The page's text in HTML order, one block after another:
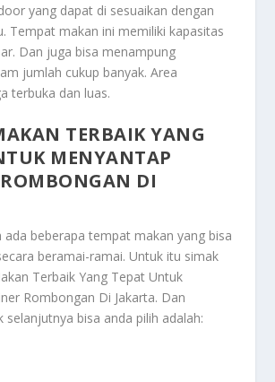
yang dapat di sesuaikan dengan
Tempat makan ini memiliki kapasitas
Dan juga bisa menampung
jumlah cukup banyak. Area
terbuka dan luas.
TERBAIK YANG
MENYANTAP
DI
ada beberapa tempat makan yang bisa
beramai-ramai. Untuk itu simak
Terbaik Yang Tepat Untuk
Rombongan Di Jakarta. Dan
selanjutnya bisa anda pilih adalah: